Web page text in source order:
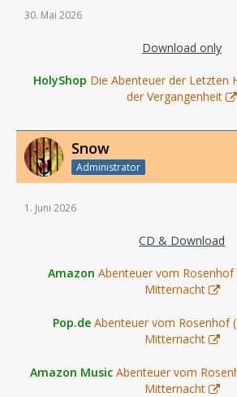
30. Mai 2026
Download only
HolyShop Die Abenteuer der Letzten
der Vergangenheit
Snow
Administrator
1. Juni 2026
CD & Download
Amazon Abenteuer vom Rosenhof
Mitternacht
Pop.de Abenteuer vom Rosenhof
Mitternacht
Amazon Music Abenteuer vom
Mitternacht